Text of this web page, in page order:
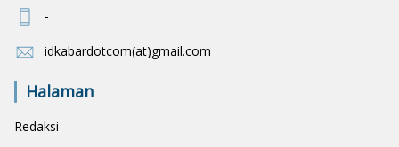
-
idkabardotcom(at)gmail.com
Halaman
Redaksi